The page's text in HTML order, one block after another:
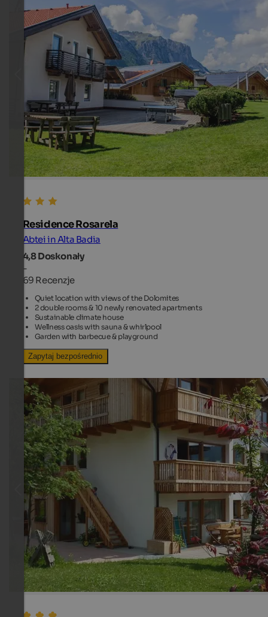
Residence Rosarela
Abtei in Alta Badia
4,8Doskonały
-
69 Recenzje
Quiet location with views of the Dolomites
2 double rooms & 10 newly renovated apartments
Sustainable climate house
Wellness oasis with sauna & whirlpool
Garden with barbecue & playground
Zapytaj bezpośrednio